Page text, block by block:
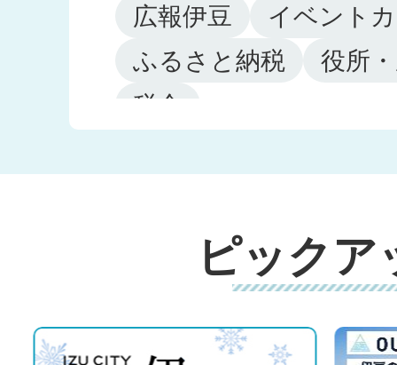
広報伊豆
イベント
ふるさと納税
役所
税金
ピックア
3
4